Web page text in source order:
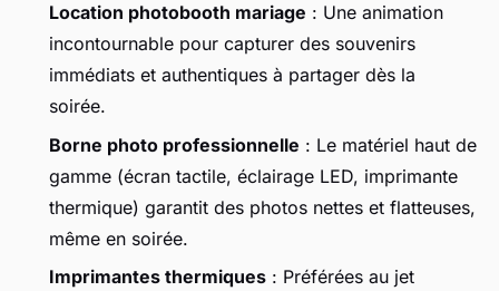
Location photobooth mariage : Une animation
incontournable pour capturer des souvenirs
immédiats et authentiques à partager dès la
soirée.
Borne photo professionnelle : Le matériel haut de
gamme (écran tactile, éclairage LED, imprimante
thermique) garantit des photos nettes et flatteuses,
même en soirée.
Imprimantes thermiques : Préférées au jet